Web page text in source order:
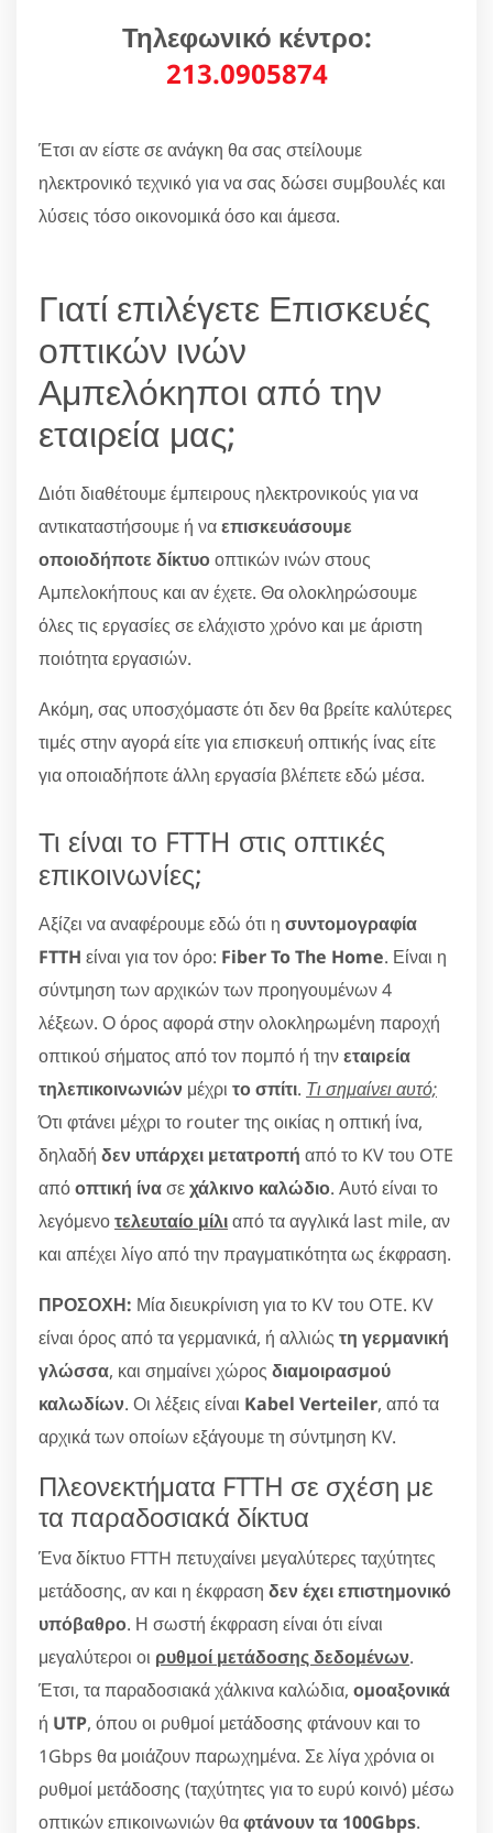
Τηλεφωνικό κέντρο:
213.0905874
Έτσι αν είστε σε ανάγκη θα σας στείλουμε
ηλεκτρονικό τεχνικό για να σας δώσει συμβουλές και
λύσεις τόσο οικονομικά όσο και άμεσα.
Γιατί επιλέγετε Επισκευές
οπτικών ινών
Αμπελόκηποι από την
εταιρεία μας;
Διότι διαθέτουμε έμπειρους ηλεκτρονικούς για να
αντικαταστήσουμε ή ναεπισκευάσουμε
οποιοδήποτε δίκτυοοπτικών ινών στους
Αμπελοκήπους και αν έχετε. Θα ολοκληρώσουμε
όλες τις εργασίες σε ελάχιστο χρόνο και με άριστη
ποιότητα εργασιών.
Ακόμη, σας υποσχόμαστε ότι δεν θα βρείτε καλύτερες
τιμές στην αγορά είτε για επισκευή οπτικής ίνας είτε
για οποιαδήποτε άλλη εργασία βλέπετε εδώ μέσα.
Τι είναι το FTTH στις οπτικές
επικοινωνίες;
Αξίζει να αναφέρουμε εδώ ότι η συντομογραφία
FTTH είναι για τον όρο: Fiber To The Home. Είναι η
σύντμηση των αρχικών των προηγουμένων 4
λέξεων. Ο όρος αφορά στην ολοκληρωμένη παροχή
οπτικού σήματος από τον πομπό ή τηνεταιρεία
τηλεπικοινωνιών μέχρι το σπίτι. Τι σημαίνει αυτό;
Ότι φτάνει μέχρι το router της οικίας η οπτική ίνα,
δηλαδή δεν υπάρχει μετατροπή από το KV του OTE
απόοπτική ίνασεχάλκινο καλώδιο. Αυτό είναι το
λεγόμενοτελευταίο μίλιαπό τα αγγλικά last mile, αν
και απέχει λίγο από την πραγματικότητα ως έκφραση.
ΠΡΟΣΟΧΗ: Μία διευκρίνιση για το KV του OTE. KV
είναι όρος από τα γερμανικά, ή αλλιώς τη γερμανική
γλώσσα, και σημαίνει χώρος διαμοιρασμού
καλωδίων. Οι λέξεις είναι Kabel Verteiler, από τα
αρχικά των οποίων εξάγουμε τη σύντμηση KV.
Πλεονεκτήματα FTTH σε σχέση με
τα παραδοσιακά δίκτυα
Ένα δίκτυο FTTH πετυχαίνει μεγαλύτερες ταχύτητες
μετάδοσης, αν και η έκφραση δεν έχει επιστημονικό
υπόβαθρο. Η σωστή έκφραση είναι ότι είναι
μεγαλύτεροι οι ρυθμοί μετάδοσης δεδομένων.
Έτσι, τα παραδοσιακά χάλκινα καλώδια, ομοαξονικά
ή UTP, όπου οι ρυθμοί μετάδοσης φτάνουν και το
1Gbps θα μοιάζουν παρωχημένα. Σε λίγα χρόνια οι
ρυθμοί μετάδοσης (ταχύτητες για το ευρύ κοινό) μέσω
οπτικών επικοινωνιών θαφτάνουν τα 100Gbps.